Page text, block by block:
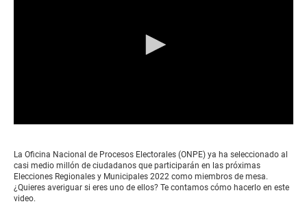
of
0
seconds
La Oficina Nacional de Procesos Electorales (ONPE) ya ha seleccionado al
casi medio millón de ciudadanos que participarán en las próximas
Elecciones Regionales y Municipales 2022 como miembros de mesa.
¿Quieres averiguar si eres uno de ellos? Te contamos cómo hacerlo en este
video.